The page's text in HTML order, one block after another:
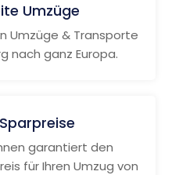
Umzüge
Umzüge & Transporte
nach ganz Europa.
garantiert den
für Ihren Umzug von